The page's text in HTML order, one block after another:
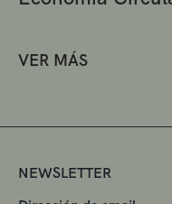
VER MÁS
NEWSLETTER